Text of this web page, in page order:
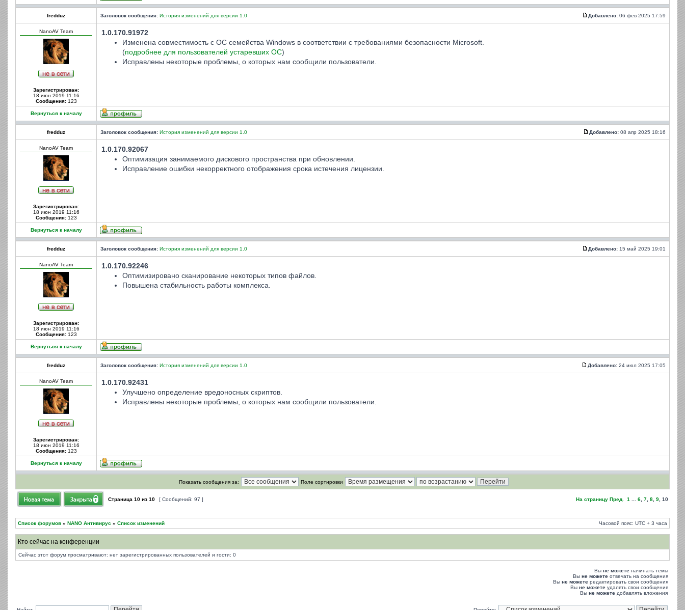
fredduz Заголовок сообщения: История изменений для версии 1.0 Добавлено: 06 фев 2025 17:59
NanoAV Team
Зарегистрирован:
18 июн 2019 11:16
Сообщения:123
1.0.170.91972
Изменена совместимость с ОС семейства Windows в соответствии с требованиями безопасности Microsoft.
(подробнее для пользователей устаревших ОС)
Исправлены некоторые проблемы, о которых нам сообщили пользователи.
Вернуться к началу
fredduz Заголовок сообщения: История изменений для версии 1.0 Добавлено: 08 апр 2025 18:16
NanoAV Team
Зарегистрирован:
18 июн 2019 11:16
Сообщения:123
1.0.170.92067
Оптимизация занимаемого дискового пространства при обновлении.
Исправление ошибки некорректного отображения срока истечения лицензии.
Вернуться к началу
fredduz Заголовок сообщения: История изменений для версии 1.0 Добавлено: 15 май 2025 19:01
NanoAV Team
Зарегистрирован:
18 июн 2019 11:16
Сообщения:123
1.0.170.92246
Оптимизировано сканирование некоторых типов файлов.
Повышена стабильность работы комплекса.
Вернуться к началу
fredduz Заголовок сообщения: История изменений для версии 1.0 Добавлено: 24 июл 2025 17:05
NanoAV Team
Зарегистрирован:
18 июн 2019 11:16
Сообщения:123
1.0.170.92431
Улучшено определение вредоносных скриптов.
Исправлены некоторые проблемы, о которых нам сообщили пользователи.
Вернуться к началу
Показать сообщения за: Поле сортировки
Страница 10 из 10 [ Сообщений: 97 ] На страницу Пред. 1 6 7 8 9 10
Список форумов » NANO Антивирус » Список изменений Часовой пояс: UTC + 3 часа
Кто сейчас на конференции
Сейчас этот форум просматривают: нет зарегистрированных пользователей и гости: 0
Вы не можете начинать темы
Вы не можете отвечать на сообщения
Вы не можете редактировать свои сообщения
Вы не можете удалять свои сообщения
Вы не можете добавлять вложения